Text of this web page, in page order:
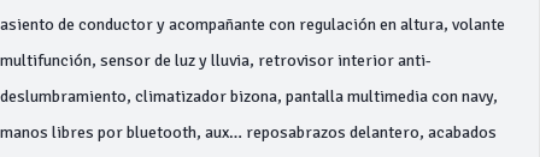
asiento de conductor y acompañante con regulación en altura, volante
multifunción, sensor de luz y lluvia, retrovisor interior anti-
deslumbramiento, climatizador bizona, pantalla multimedia con navy,
manos libres por bluetooth, aux… reposabrazos delantero, acabados